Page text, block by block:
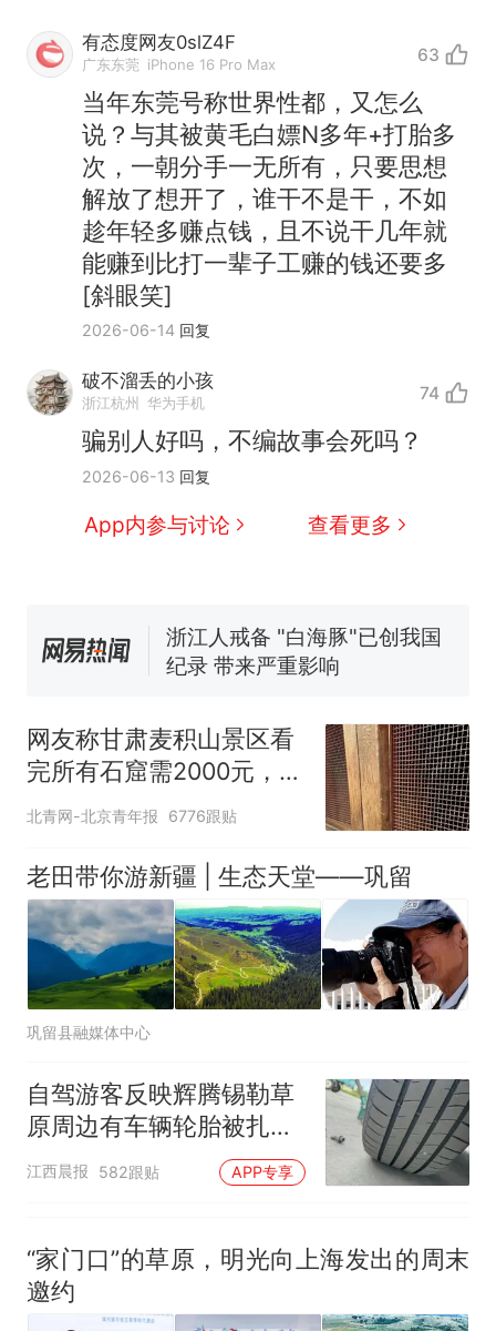
有态度网友0slZ4F
广东东莞 iPhone 16 Pro Max 63
当年东莞号称世界性都，又怎么
说？与其被黄毛白嫖N多年+打胎多
次，一朝分手一无所有，只要思想
解放了想开了，谁干不是干，不如
趁年轻多赚点钱，且不说干几年就
能赚到比打一辈子工赚的钱还要多
[斜眼笑]
2026-06-14 回复
破不溜丢的小孩
浙江杭州 华为手机 74
骗别人好吗，不编故事会死吗？
2026-06-13 回复
App内参与讨论 查看更多
十多万人报名的考试，成绩
全部作废，公平么？
新 全球唯一没有法定首都的国
国大使骑行绕了几乎整个国境
5万的小车卖不动，40万以上
纪录 带来严重影响
视频丨只要一枚命中就能让航
母瘫痪 轰-6J实力有多强？
1千斤稻谷
热 十多万人报名的考试，成绩
全部作废，公平么？
网友称甘肃麦积山景区看
完所有石窟需2000元，景
区：部分石窟受特别保
北青网-北京青年报 6776跟贴
老田带你游新疆 | 生态天堂——巩留
巩留县融媒体中心
自驾游客反映辉腾锡勒草
原周边有车辆轮胎被扎，
修理店铺换胎价格高达千
元，官方发布情况通报
江西晨报 582跟贴 APP专享
“家门口”的草原，明光向上海发出的周末
邀约